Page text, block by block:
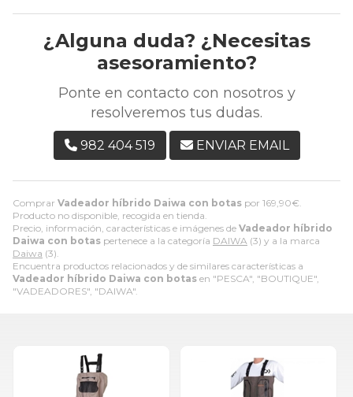
Comprar Vadeador híbrido Daiwa con botas por 169,90€
Producto no disponible, recogida en tienda.
Precio, información, características e imágenes de Vadeador híbrido
Daiwa con botas pertenece a la categoría DAIWA (3) y a la marca
Daiwa (3).
Encuentra productos relacionados y de similares características a
Vadeador híbrido Daiwa con botas en "PESCA", "BOUTIQUE",
"VADEADORES", "DAIWA".
¿Alguna duda? ¿Necesitas
asesoramiento?
Ponte en contacto con nosotros y
resolveremos tus dudas.
982 404 519 ENVIAR EMAIL